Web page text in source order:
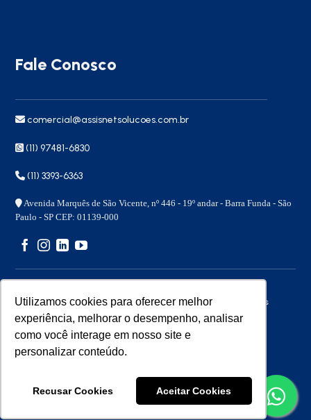
Utilizamos cookies para oferecer melhor
experiência, melhorar o desempenho, analisar
como você interage em nosso site e
personalizar conteúdo.
Recusar Cookies Aceitar Cookies
Fale Conosco
comercial@assisnetsolucoes.com.br
(11) 97481-6830
(11) 3393-6363
Avenida Marquês de São Vicente, nº 446 - 19º andar - Barra Funda - São
Paulo - SP CEP: 01139-000
Copyright 2026 © – Assisnet Soluções – Todos os direitos
reservados